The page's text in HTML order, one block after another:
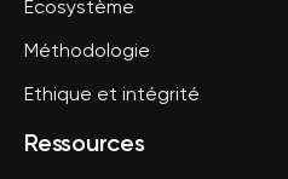
Ecosystème
Méthodologie
Ethique et intégrité
Ressources